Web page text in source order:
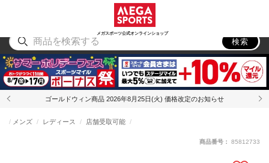
メガスポーツ公式オンラインショップ
アウトドア
検索
ゴールドウィン商品 2026年8月25日(火) 価格改定のお知らせ
メンズ レディース 店舗受取可能
商品番号： 85812733